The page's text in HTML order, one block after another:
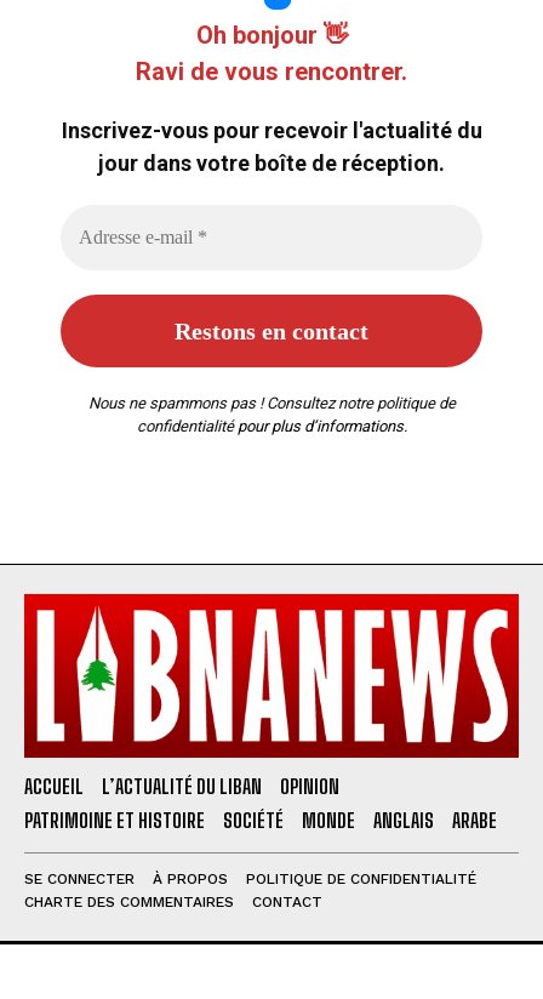
Oh bonjour 👋
Ravi de vous rencontrer.
Inscrivez-vous pour recevoir l'actualité du
jour dans votre boîte de réception.
Nous ne spammons pas ! Consultez notre politique de
confidentialitépour plus d’informations.
ACCUEIL L’ACTUALITÉ DU LIBAN
OPINION
PATRIMOINE ET HISTOIRE
SOCIÉTÉ MONDE ANGLAIS ARABE
SE CONNECTER À PROPOS
POLITIQUE DE CONFIDENTIALITÉ
CHARTE DES COMMENTAIRES
CONTACT